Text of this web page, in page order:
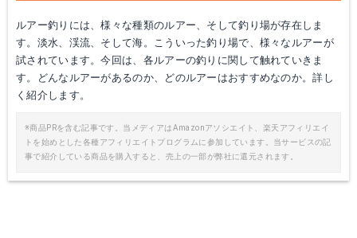
ルアー釣りには、様々な種類のルアー、そして釣り場が存在しま
す。淡水、渓流、そして海。こういった釣り場で、様々なルアーが
試されています。今回は、各ルアーの釣りに関して触れていきま
す。どんなルアーがあるのか、どのルアーはおすすめなのか。詳し
く紹介します。
※商品PRを含む記事です。当メディアはAmazonアソシエイト、楽天アフィリエイ
トを始めとした各種アフィリエイトプログラムに参加しています。当サービスの記
事で紹介している商品を購入すると、売上の一部が弊社に還元されます。